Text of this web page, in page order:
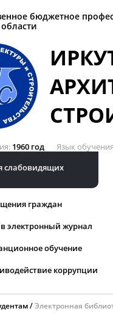
бюджетное
1960 год Язык обучения
слабовидящих
граждан
электронный журнал
обучение
коррупции
Электронная